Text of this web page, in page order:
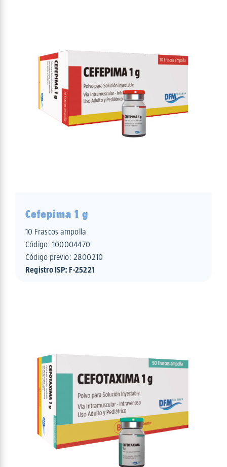
Cefepima 1 g
10 Frascos ampolla
Código: 100004470
Código previo: 2800210
Registro ISP: F-25221